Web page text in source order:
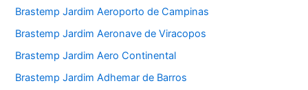
Brastemp Jardim Aeroporto de Campinas
Brastemp Jardim Aeronave de Viracopos
Brastemp Jardim Aero Continental
Brastemp Jardim Adhemar de Barros